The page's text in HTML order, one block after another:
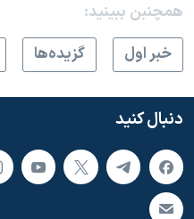
همچنبن ببینید:
خبر اول
گزيده‌ها
دنبال کنید